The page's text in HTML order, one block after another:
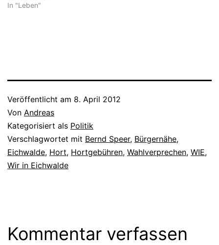
den Kommunalwahlen
In "Leben"
Veröffentlicht am 8. April 2012
Von Andreas
Kategorisiert als Politik
Verschlagwortet mit Bernd Speer, Bürgernähe,
Eichwalde, Hort, Hortgebühren, Wahlverprechen, WIE,
Wir in Eichwalde
Kommentar verfassen